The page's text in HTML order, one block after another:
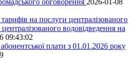
обговорення 2026-01-08
на послуги централізованого
водовідведення на
09:43:02
плати з 01.01.2026 року